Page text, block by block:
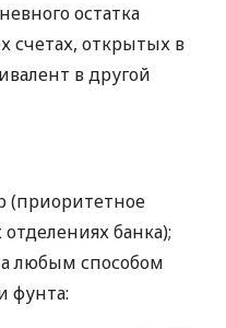
остатка
счетах, открытых в
в другой
(приоритетное
банка);
любым способом
фунта: